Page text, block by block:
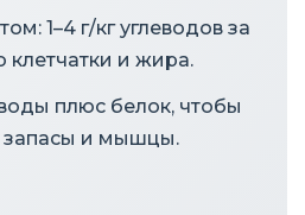
1–4 г/кг углеводов за
клетчатки и жира.
плюс белок, чтобы
запасы и мышцы.